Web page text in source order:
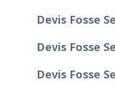
Devis Fosse
Devis Fosse
Devis Fosse